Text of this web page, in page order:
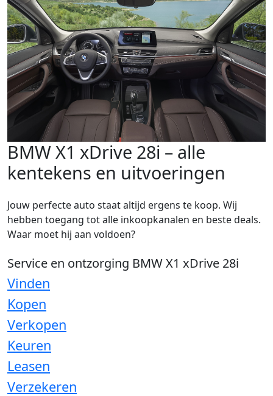
BMW X1 xDrive 28i – alle
kentekens en uitvoeringen
Jouw perfecte auto staat altijd ergens te koop. Wij
hebben toegang tot alle inkoopkanalen en beste deals.
Waar moet hij aan voldoen?
Service en ontzorging BMW X1 xDrive 28i
Vinden
Kopen
Verkopen
Keuren
Leasen
Verzekeren